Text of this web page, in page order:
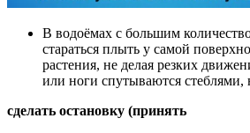
В водоёмах с большим
стараться плыть у самой
растения, не делая резких
или ноги спутываются стеблями,
сделать остановку (принять